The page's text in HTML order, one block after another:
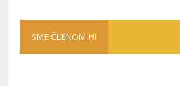
SME ČLENOM HI